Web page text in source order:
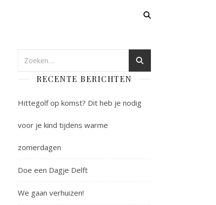
RECENTE BERICHTEN
Hittegolf op komst? Dit heb je nodig
voor je kind tijdens warme
zomerdagen
Doe een Dagje Delft
We gaan verhuizen!